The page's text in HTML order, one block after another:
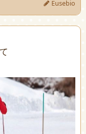
Eusebio